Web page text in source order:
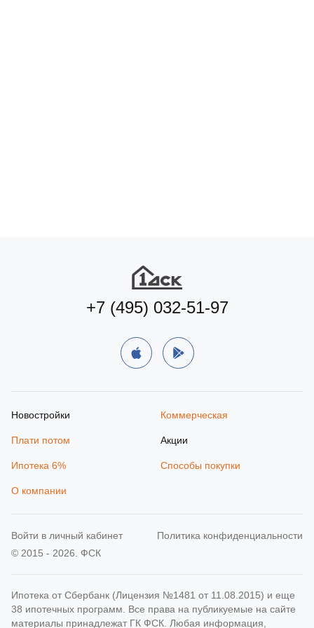
Подобрать квартиру
+7 (495) 032-51-97
Новостройки Коммерческая
Плати потом Акции
Ипотека 6% Способы покупки
О компании
© 2015 - 2026. ФСК
Политика конфиденциальности
Ипотека от Сбербанк (Лицензия №1481 от 11.08.2015) и еще
38 ипотечных программ. Все права на публикуемые на сайте
материалы принадлежат ГК ФСК. Любая информация,
Войти в личный кабинет